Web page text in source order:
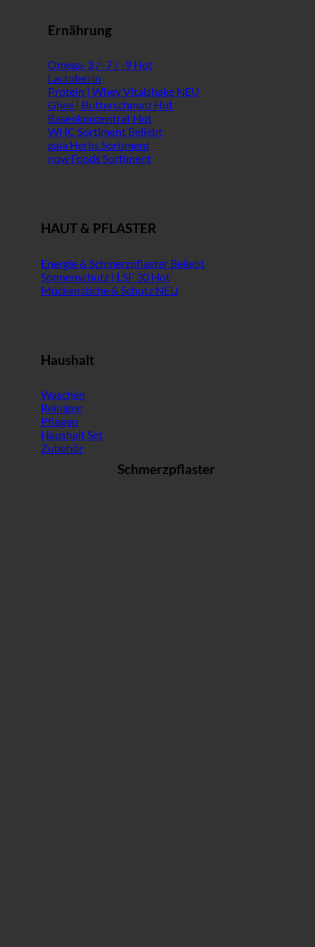
Ernährung
Omega-3 / -7 / -9
Lactoferrin
Protein | Whey Vitalshake
Ghee | Butterschmalz
Basenkonzentrat
WHC Sortiment
gaia Herbs Sortiment
now Foods Sortiment
HAUT & PFLASTER
Energie & Schmerzpflaster
Sonnenschutz | LSF 30
Mückenstiche & Schutz
Haushalt
Waschen
Reinigen
Pflegen
Haushalt Set
Zubehör
Schmerzpflaster